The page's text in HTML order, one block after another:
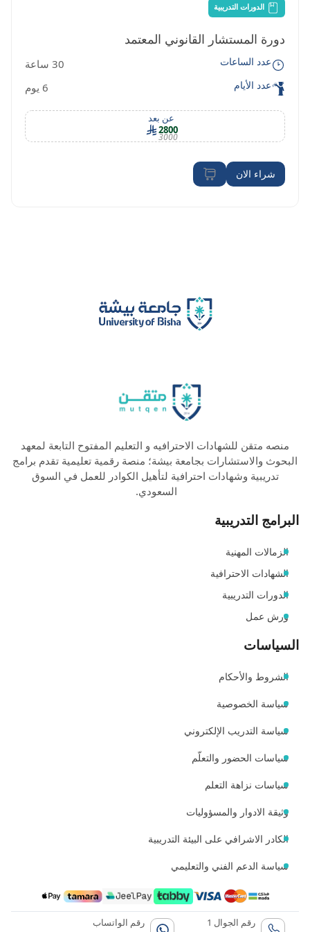
الدورات التدريبية
دورة المستشار القانوني المعتمد
عدد الساعات 30 ساعة
عدد الأيام 6 يوم
عن بعد
2800
3000
شراء الان
منصه متقن للشهادات الاحترافيه و التعليم المفتوح التابعة لمعهد
البحوث والاستشارات بجامعة بيشة؛ منصة رقمية تعليمية تقدم برامج
تدريبية وشهادات احترافية لتأهيل الكوادر للعمل في السوق
السعودي.
البرامج التدريبية
الزمالات المهنية
الشهادات الاحترافية
الدورات التدريبية
ورش عمل
السياسات
الشروط والأحكام
سياسة الخصوصية
سياسة التدريب الإلكتروني
سياسات الحضور والتعلّم
سياسات نزاهة التعلم
وثيقة الادوار والمسؤوليات
الكادر الاشرافي على البيئة التدريبية
سياسة الدعم الفني والتعليمي
رقم الجوال 1 رقم الواتساب